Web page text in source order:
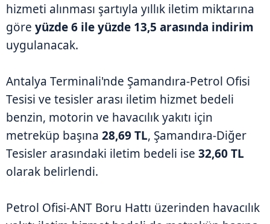
hizmeti alınması şartıyla yıllık iletim miktarına
göre yüzde 6 ile yüzde 13,5 arasında indirim
uygulanacak.
Antalya Terminali'nde Şamandıra-Petrol Ofisi
Tesisi ve tesisler arası iletim hizmet bedeli
benzin, motorin ve havacılık yakıtı için
metreküp başına 28,69 TL, Şamandıra-Diğer
Tesisler arasındaki iletim bedeli ise 32,60 TL
olarak belirlendi.
Petrol Ofisi-ANT Boru Hattı üzerinden havacılık